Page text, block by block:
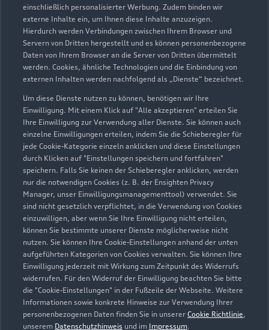
einschließlich personalisierter Werbung. Zudem binden wir
externe Inhalte ein, um Ihnen diese Inhalte anzuzeigen.
Hierdurch werden Verbindungen zwischen Ihrem Browser und
Servern von Dritten hergestellt und es können personenbezogene
Daten von Ihrem Browser an die Server von Dritten übermittelt
werden. Cookies, ähnliche Technologien und die Einbindung von
externen Inhalten werden nachfolgend als „Dienste“ bezeichnet.
Um diese Dienste nutzen zu können, benötigen wir Ihre
Einwilligung. Mit einem Klick auf "Alle akzeptieren" erteilen Sie
Ihre Einwilligung zur Verwendung aller Dienste. Sie können auch
einzelne Einwilligungen erteilen, indem Sie die Schieberegler für
jede Cookie-Kategorie einzeln anklicken und diese Einstellungen
durch Klicken auf "Einstellungen speichern und fortfahren"
speichern. Falls Sie keinen der Schieberegler anklicken, werden
nur die notwendigen Cookies (z. B. der Ensighten Privacy
Manager, unser Einwilligungsmanagementtool) verwendet. Sie
sind nicht gesetzlich verpflichtet, in die Verwendung von Cookies
einzuwilligen, aber wenn Sie Ihre Einwilligung nicht erteilen,
können Sie bestimmte unserer Dienste möglicherweise nicht
nutzen. Sie können Ihre Cookie-Einstellungen anhand der unten
aufgeführten Kategorien von Cookies verwalten. Sie können Ihre
Einwilligung jederzeit mit Wirkung zum Zeitpunkt des Widerrufs
widerrufen. Für den Widerruf der Einwilligung beachten Sie bitte
die "Cookie-Einstellungen" in der Fußzeile der Webseite. Weitere
Informationen sowie konkrete Hinweise zur Verwendung Ihrer
personenbezogenen Daten finden Sie in unserer Cookie Richtlinie,
unserem Datenschutzhinweis und im Impressum.
Öffnungszeiten
Geschlossen,öffnet amDonnerstag
08:30
Service
Geschlossen,öffnet amDonnerstag
07:30
Zentrale
Geschlossen ,öffnet amDonnerstag
07:30
Werkstatt
Geschlossen,öffnet amDonnerstag
07:30